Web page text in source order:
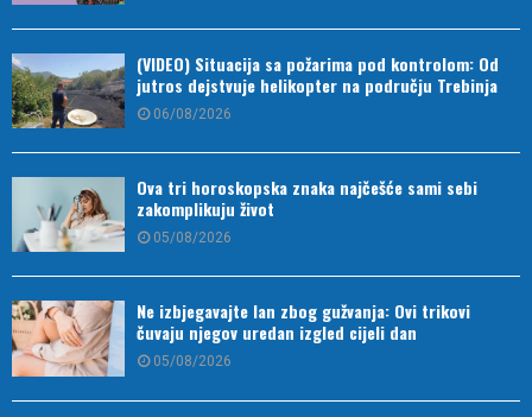
(VIDEO) Situacija sa požarima pod kontrolom: Od
jutros dejstvuje helikopter na području Trebinja
06/08/2026
Ova tri horoskopska znaka najčešće sami sebi
zakomplikuju život
05/08/2026
Ne izbjegavajte lan zbog gužvanja: Ovi trikovi
čuvaju njegov uredan izgled cijeli dan
05/08/2026